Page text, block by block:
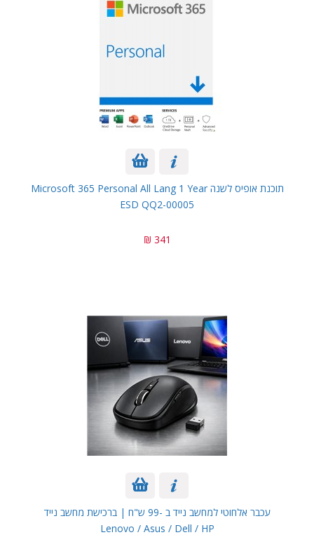
תוכנת אופיס לשנה Microsoft 365 Personal All Lang 1 Year
ESD QQ2-00005
341 ₪
עכבר אלחוטי למחשב נייד ב -99 ש"ח | ברכישת מחשב נייד
Lenovo / Asus / Dell / HP